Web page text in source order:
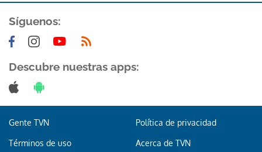
Síguenos:
Descubre nuestras apps:
Gente TVN Política de privacidad
Términos de uso Acerca de TVN